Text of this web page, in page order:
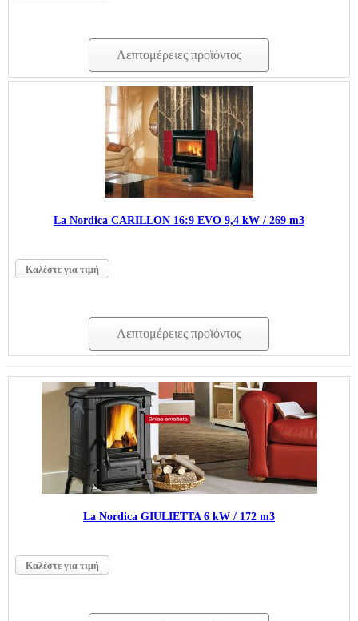
Λεπτομέρειες προϊόντος
La Nordica CARILLON 16:9 EVO 9,4 kW / 269 m3
Καλέστε για τιμή
Λεπτομέρειες προϊόντος
La Nordica GIULIETTA 6 kW / 172 m3
Καλέστε για τιμή